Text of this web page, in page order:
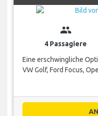
group
4 Passagiere
Eine erschwingliche
VW Golf, Ford Focus,